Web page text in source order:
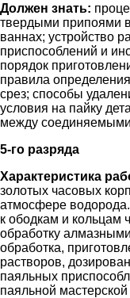
Должен знать:
твердыми припоями
ваннах; устройство
приспособлений и
порядок
правила
срез; способы
условия на пайку
между
5-го разряда
Характеристика
золотых часовых
атмосфере
к ободкам и кольцам
обработку
обработка,
растворов,
паяльных
паяльной